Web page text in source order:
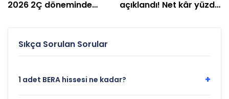
2026 2Ç döneminde
açıklandı! Net kâr yüzde
Sıkça Sorulan Sorular
1 adet BERA hissesi ne kadar? +